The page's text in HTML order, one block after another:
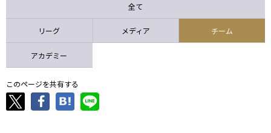
全て
リーグ メディア チーム
アカデミー
このページを共有する